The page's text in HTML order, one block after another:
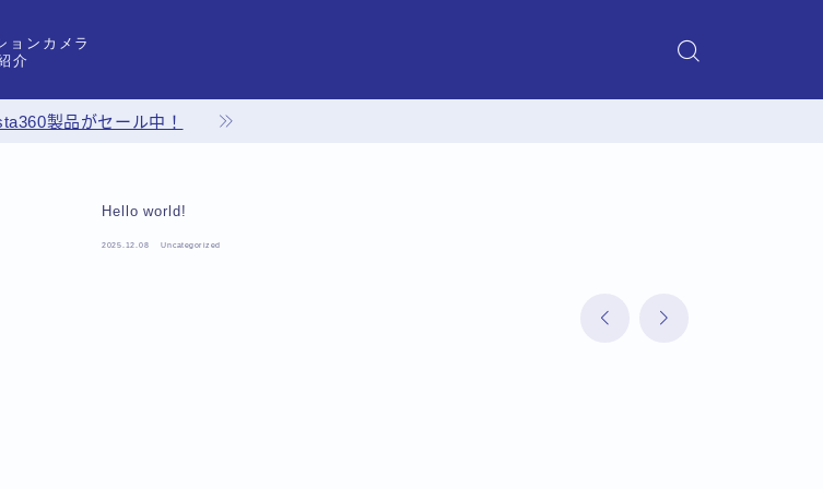
ンカメラ
介
製品がセール中！
Hello world!
2025.12.08 Uncategorized